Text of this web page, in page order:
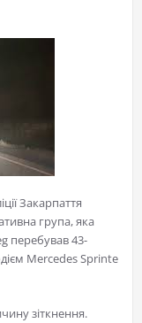
Закарпаття
група, яка
перебував 43-
Mercedes Sprinte
зіткнення.